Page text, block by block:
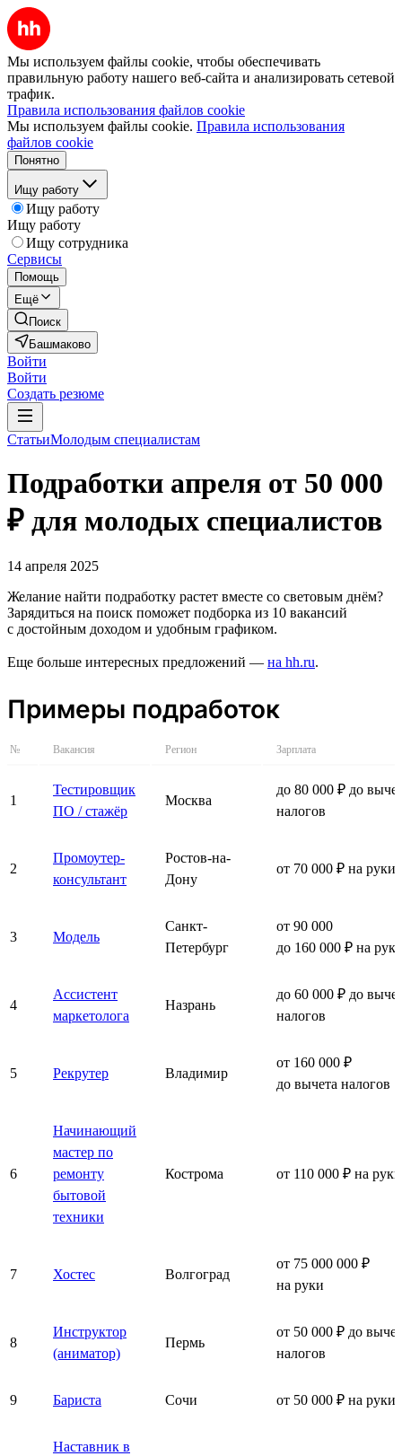
Мы используем файлы cookie, чтобы обеспечивать
правильную работу нашего веб-сайта и анализировать сетевой
трафик.
Правила использования файлов cookie
Мы используем файлы cookie. Правила использования
файлов cookie
Понятно
Ищу работу
Ищу работу
Ищу работу
Ищу сотрудника
Сервисы
Помощь
Ещё
Поиск
Башмаково
Войти
Войти
Создать резюме
СтатьиМолодым специалистам
Подработки апреля от 50 000
₽ для молодых специалистов
14 апреля 2025
Желание найти подработку растет вместе со световым днём?
Зарядиться на поиск поможет подборка из 10 вакансий
с достойным доходом и удобным графиком.
Еще больше интересных предложений — на hh.ru.
Примеры подработок
№ Вакансия Регион Зарплата
1
Тестировщик
ПО / стажёр
Москва
до 80 000 ₽ до
налогов
2
Промоутер-
консультант
Ростов-на-
Дону
от 70 000 ₽ на руки
3 Модель
Санкт-
Петербург
от 90 000
до 160 000 ₽ на
4
Ассистент
маркетолога
Назрань
до 60 000 ₽ до
налогов
5 Рекрутер Владимир
от 160 000 ₽
до вычета налогов
6
Начинающий
мастер по
ремонту
бытовой
техники
Кострома от 110 000 ₽ на руки
7 Хостес Волгоград
от 75 000 000 ₽
на руки
8
Инструктор
(аниматор)
Пермь
от 50 000 ₽ до
налогов
9 Бариста Сочи от 50 000 ₽ на руки
Наставник в